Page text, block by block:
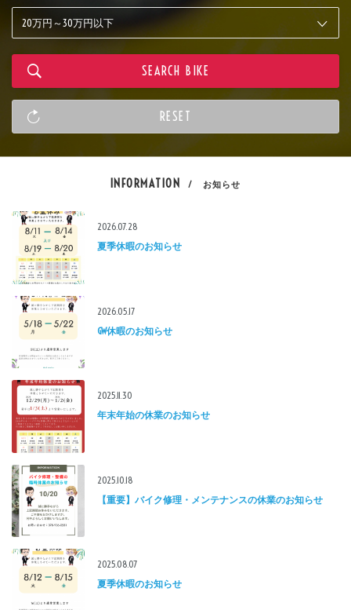
INFORMATION / お知らせ
2026.07.28
夏季休暇のお知らせ
2026.05.17
GW休暇のお知らせ
2025.11.30
年末年始の休業のお知らせ
2025.10.18
【重要】バイク修理・メンテナンスの休業のお知らせ
2025.08.07
夏季休暇のお知らせ